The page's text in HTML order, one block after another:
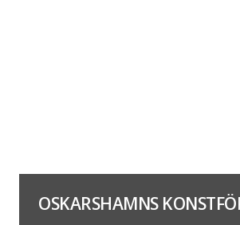
OSKARSHAMNS